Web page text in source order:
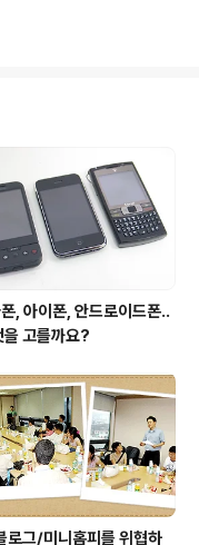
석
럼...)
면
한
즈니
, 아이폰, 안드로이드폰..
을 고를까요?
로그/미니홈피를 위협하